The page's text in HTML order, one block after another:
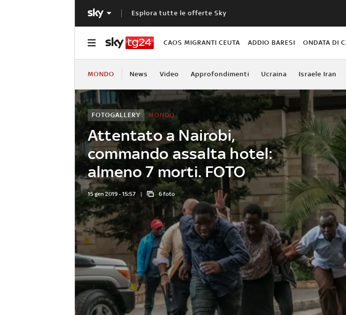
Esplora tutte le offerte Sky
CAOS MIGRANTI CEUTA ADDIO BARESI ONDATA DI
MONDO News Video Approfondimenti Ucraina Israele Iran
Attentato a Nairobi,
commando assalta hotel:
almeno 7 morti. FOTO
MONDO
FOTOGALLERY
15 gen 2019 - 15:57 6 foto